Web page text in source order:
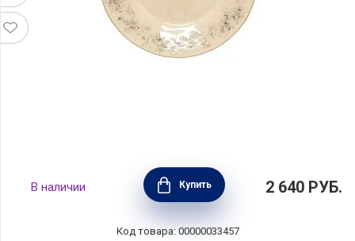
Тарелка десертная Madeira 16 см, материал
керамика, цвет кремовый, Costa Nova,
BOP162-CRM(BOP162-00422T)
В наличии Купить 2 640 РУБ.
Код товара: 00000033457